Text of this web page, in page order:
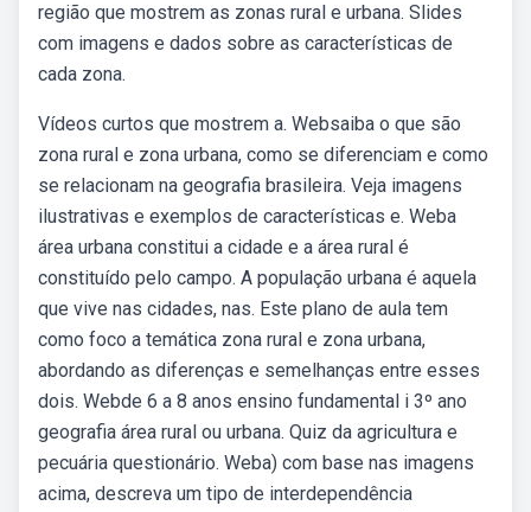
região que mostrem as zonas rural e urbana. Slides
com imagens e dados sobre as características de
cada zona.
Vídeos curtos que mostrem a. Websaiba o que são
zona rural e zona urbana, como se diferenciam e como
se relacionam na geografia brasileira. Veja imagens
ilustrativas e exemplos de características e. Weba
área urbana constitui a cidade e a área rural é
constituído pelo campo. A população urbana é aquela
que vive nas cidades, nas. Este plano de aula tem
como foco a temática zona rural e zona urbana,
abordando as diferenças e semelhanças entre esses
dois. Webde 6 a 8 anos ensino fundamental i 3º ano
geografia área rural ou urbana. Quiz da agricultura e
pecuária questionário. Weba) com base nas imagens
acima, descreva um tipo de interdependência